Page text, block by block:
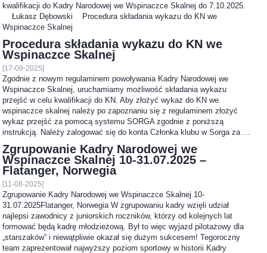
kwalifikacji do Kadry Narodowej we Wspinaczce Skalnej do 7.10.2025.
Łukasz Dębowski Procedura składania wykazu do KN we
Wspinaczce Skalnej
Procedura składania wykazu do KN we
Wspinaczce Skalnej
[17-09-2025]
Zgodnie z nowym regulaminem powoływania Kadry Narodowej we
Wspinaczce Skalnej, uruchamiamy możliwość składania wykazu
przejść w celu kwalifikacji do KN. Aby złożyć wykaz do KN we
wspinaczce skalnej należy po zapoznaniu się z regulaminem złożyć
wykaz przejść za pomocą systemu SORGA zgodnie z poniższą
instrukcją. Należy zalogować się do konta Członka klubu w Sorga za …
Zgrupowanie Kadry Narodowej we
Wspinaczce Skalnej 10-31.07.2025 –
Flatanger, Norwegia
[11-08-2025]
Zgrupowanie Kadry Narodowej we Wspinaczce Skalnej 10-
31.07.2025Flatanger, Norwegia W zgrupowaniu kadry wzięli udział
najlepsi zawodnicy z juniorskich roczników, którzy od kolejnych lat
formować będą kadrę młodzieżową. Był to więc wyjazd pilotażowy dla
„starszaków” i niewątpliwie okazał się dużym sukcesem! Tegoroczny
team zaprezentował najwyższy poziom sportowy w historii Kadry